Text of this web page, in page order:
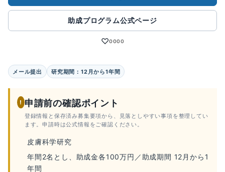
助成プログラム公式ページ
♡0000
メール提出 研究期間：12月から1年間
! 申請前の確認ポイント
登録情報と保存済み募集要項から、見落としやすい事項を整理してい
ます。申請時は公式情報をご確認ください。
皮膚科学研究
年間2名とし、助成金各100万円／助成期間 12月から1
年間